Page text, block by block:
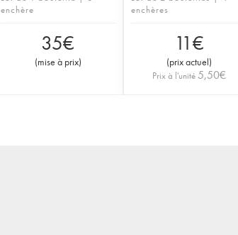
enchère
35€
(mise à prix)
enchères
11€
(prix actuel)
Prix à l'unité 5,50€